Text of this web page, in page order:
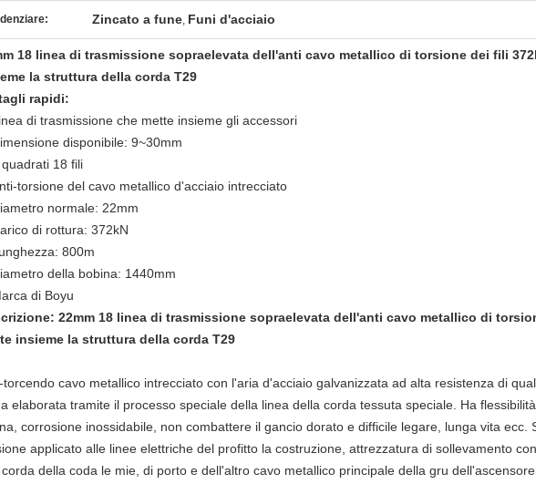
Zincato a fune, Funi d'acciaio
18 linea di trasmissione sopraelevata dell'anti cavo metallico di torsione dei fili
la struttura della corda T29
rapidi:
di trasmissione che mette insieme gli accessori
disponibile: 9~30mm
18 fili
torsione del cavo metallico d'acciaio intrecciato
normale: 22mm
di rottura: 372kN
800m
della bobina: 1440mm
di Boyu
22mm 18 linea di trasmissione sopraelevata dell'anti cavo metallico di
insieme la struttura della corda T29
torcendo cavo metallico intrecciato con l'aria d'acciaio galvanizzata ad alta resistenza di
elaborata tramite il processo speciale della linea della corda tessuta speciale. Ha
corrosione inossidabile, non combattere il gancio dorato e difficile legare, lunga vita ecc.
applicato alle linee elettriche del profitto la costruzione, attrezzatura di sollevamento
della coda le mie, di porto e dell'altro cavo metallico principale della gru